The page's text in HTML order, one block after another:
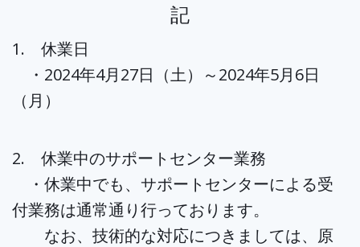
記
1. 休業日
・2024年4月27日（土）～2024年5月6日
（月）
2. 休業中のサポートセンター業務
・休業中でも、サポートセンターによる受
付業務は通常通り行っております。
なお、技術的な対応につきましては、原